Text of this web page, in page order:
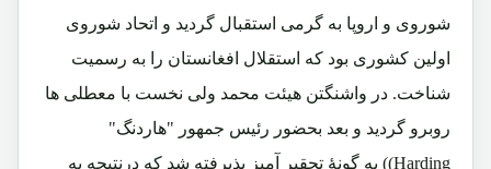
شوروی و اروپا به گرمی استقبال گردید و اتحاد شوروی
اولین کشوری بود که استقلال افغانستان را به رسمیت
شناخت. در واشنگتن هیئت محمد ولی نخست با معطلی ها
روبرو گردید و بعد بحضور رئیس جمهور "هاردنگ"
Harding)) به گونۀ تحقیر آمیز پذیرفته شد که درنتیجه به